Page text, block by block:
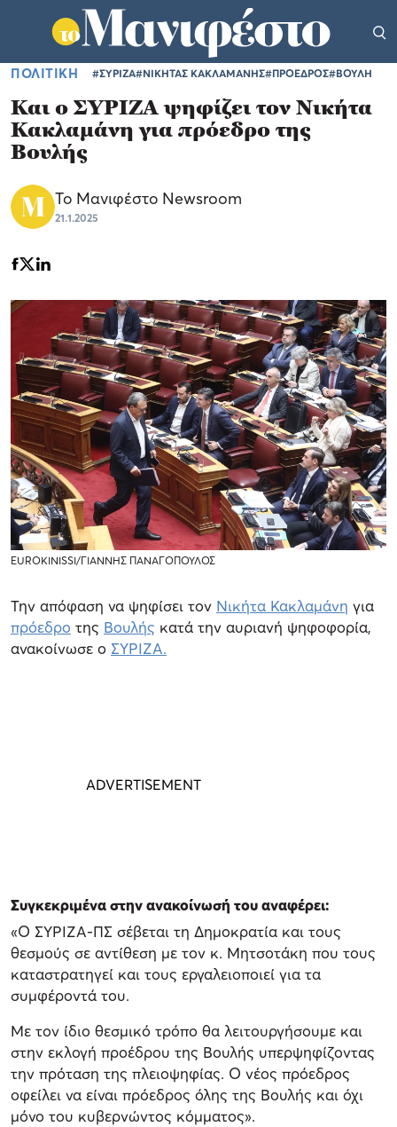
ΠΟΛΙΤΙΚΗ #ΣΥΡΙΖΑ#ΝΙΚΗΤΑΣ ΚΑΚΛΑΜΑΝΗΣ#ΠΡΟΕΔΡΟΣ#ΒΟΥΛΗ
Και ο ΣΥΡΙΖΑ ψηφίζει τον Νικήτα
Κακλαμάνη για πρόεδρο της
Βουλής
Το Μανιφέστο Newsroom
21.1.2025
EUROKINISSI/ΓΙΑΝΝΗΣ ΠΑΝΑΓΟΠΟΥΛΟΣ
Την απόφαση να ψηφίσει τον Νικήτα Κακλαμάνη για
πρόεδρο της Βουλής κατά την αυριανή ψηφοφορία,
ανακοίνωσε ο ΣΥΡΙΖΑ.
Συγκεκριμένα στην ανακοίνωσή του αναφέρει:
«Ο ΣΥΡΙΖΑ-ΠΣ σέβεται τη Δημοκρατία και τους
θεσμούς σε αντίθεση με τον κ. Μητσοτάκη που τους
καταστρατηγεί και τους εργαλειοποιεί για τα
συμφέροντά του.
Με τον ίδιο θεσμικό τρόπο θα λειτουργήσουμε και
στην εκλογή προέδρου της Βουλής υπερψηφίζοντας
την πρόταση της πλειοψηφίας. Ο νέος πρόεδρος
οφείλει να είναι πρόεδρος όλης της Βουλής και όχι
μόνο του κυβερνώντος κόμματος».